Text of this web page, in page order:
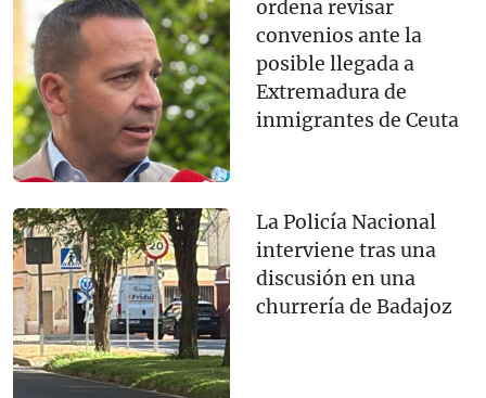
ordena revisar
convenios ante la
posible llegada a
Extremadura de
inmigrantes de Ceuta
La Policía Nacional
interviene tras una
discusión en una
churrería de Badajoz